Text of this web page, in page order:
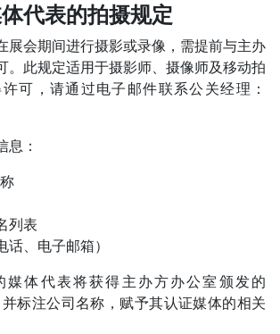
代表的拍摄规定
展会期间进行摄影或录像，需提前与主办
。此规定适用于摄影师、摄像师及移动拍
可，请通过电子邮件联系公关经理：
息：
列表
话、电子邮箱）
媒体代表将获得主办方办公室颁发的
并标注公司名称，赋予其认证媒体的相关